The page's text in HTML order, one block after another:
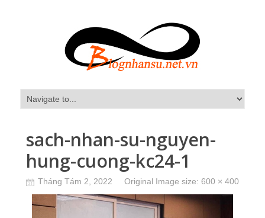
sach-nhan-su-nguyen-
hung-cuong-kc24-1
Tháng Tám 2, 2022 Original Image size: 600 × 400